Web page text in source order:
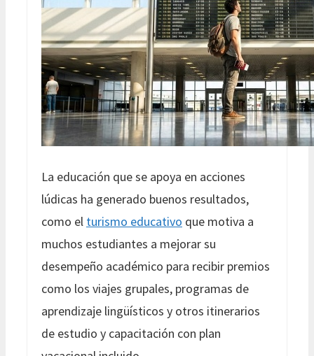
La educación que se apoya en acciones
lúdicas ha generado buenos resultados,
como el turismo educativo que motiva a
muchos estudiantes a mejorar su
desempeño académico para recibir premios
como los viajes grupales, programas de
aprendizaje lingüísticos y otros itinerarios
de estudio y capacitación con plan